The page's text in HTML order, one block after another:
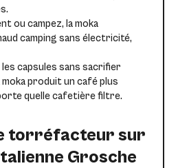
ou campez, la moka
camping sans électricité,
capsules sans sacrifier
moka produit un café plus
quelle cafetière filtre.
torréfacteur sur
Grosche